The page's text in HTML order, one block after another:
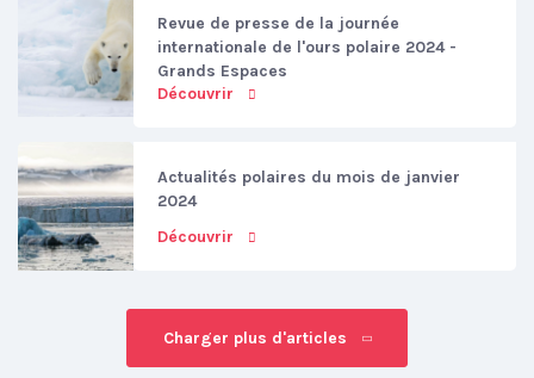
Revue de presse de la journée
internationale de l'ours polaire 2024 -
Grands Espaces
Découvrir
Actualités polaires du mois de janvier
2024
Découvrir
Charger plus d'articles